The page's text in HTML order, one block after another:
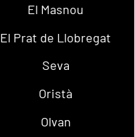
El Masnou
El Prat de Llobregat
Seva
Oristà
Olvan